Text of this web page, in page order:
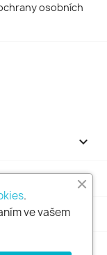
osobních


.
ve vašem